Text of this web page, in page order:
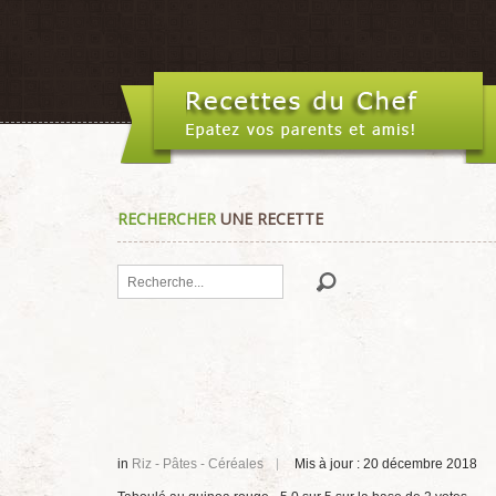
RECHERCHERUNE RECETTE
Rechercher
in Riz - Pâtes - Céréales Mis à jour : 20 décembre 2018